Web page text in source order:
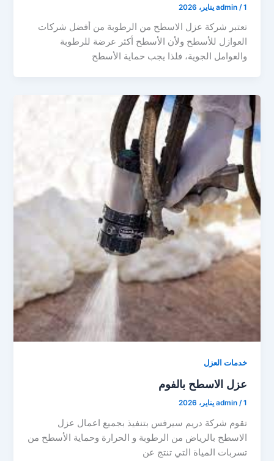
admin /1 يناير، 2026
تعتبر شركة عزل الاسطح من الرطوبة من أفضل شركات
العوازل للأسطح ولأن الأسطح أكثر عرضة للرطوبة
والعوامل الجوية، فلذا يجب حماية الأسطح
خدمات العزل
عزل الاسطح بالفوم
admin /1 يناير، 2026
تقوم شركة دريم سيرفس بتنفيذ بجميع اعمال عزل
الاسطح بالرياض من الرطوبة و الحرارة وحماية الأسطح من
تسربات المياة التي تنتج عن